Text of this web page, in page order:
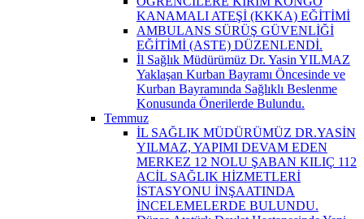
KANAMALI ATEŞİ (KKKA) EĞİTİMİ
AMBULANS SÜRÜŞ GÜVENLİĞİ
EĞİTİMİ (ASTE) DÜZENLENDİ.
İl Sağlık Müdürümüz Dr. Yasin YILMAZ
Yaklaşan Kurban Bayramı Öncesinde ve
Kurban Bayramında Sağlıklı Beslenme
Konusunda Önerilerde Bulundu.
Temmuz
İL SAĞLIK MÜDÜRÜMÜZ DR.YASİN
YILMAZ, YAPIMI DEVAM EDEN
MERKEZ 12 NOLU ŞABAN KILIÇ 112
ACİL SAĞLIK HİZMETLERİ
İSTASYONU İNŞAATINDA
İNCELEMELERDE BULUNDU.